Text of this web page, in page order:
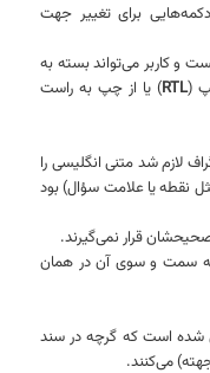
دکمه‌هایی برای تغییر جهت
و کاربر می‌تواند بسته به
(
RTL) یا از چپ به راست
لازم شد متنی انگلیسی را
نقطه یا علامت سؤال) بود
قرار نمی‌گیرند.
که سمت و سوی آن در همان
شده است که گرچه در سند
می‌کنند.